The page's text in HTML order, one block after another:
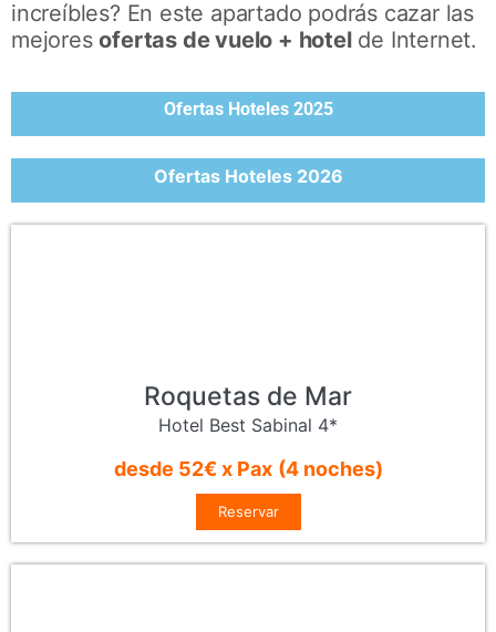
increíbles? En este apartado podrás cazar las
mejoresofertas de vuelo + hotelde Internet.
Ofertas Hoteles 2025
Ofertas Hoteles 2026
Roquetas de Mar
Hotel Best Sabinal 4*
desde 52€ x Pax (4 noches)
Reservar